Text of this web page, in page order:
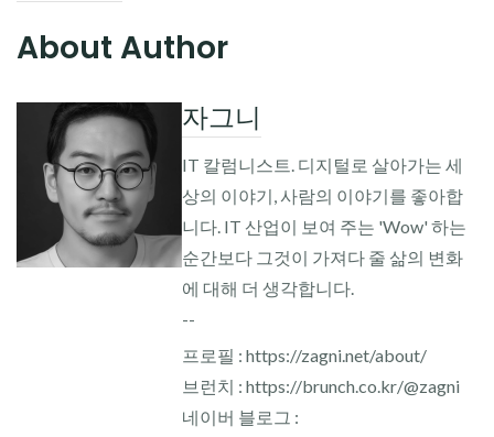
About Author
자그니
IT 칼럼니스트. 디지털로 살아가는 세
상의 이야기, 사람의 이야기를 좋아합
니다. IT 산업이 보여 주는 'Wow' 하는
순간보다 그것이 가져다 줄 삶의 변화
에 대해 더 생각합니다.
--
프로필 : https://zagni.net/about/
브런치 : https://brunch.co.kr/@zagni
네이버 블로그 :